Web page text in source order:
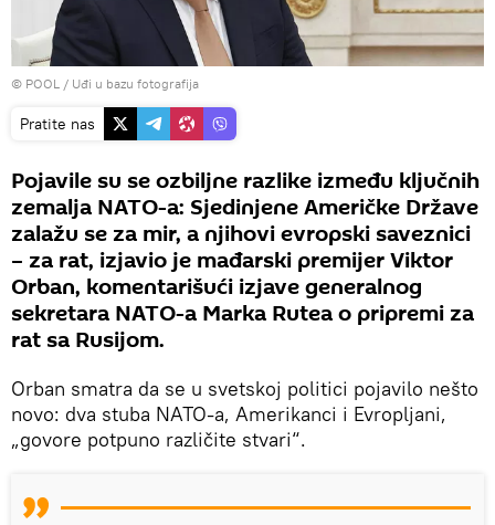
© POOL / Uđi u bazu fotografija
Pratite nas
Pojavile su se ozbiljne razlike između ključnih
zemalja NATO-a: Sjedinjene Američke Države
zalažu se za mir, a njihovi evropski saveznici
– za rat, izjavio je mađarski premijer Viktor
Orban, komentarišući izjave generalnog
sekretara NATO-a Marka Rutea o pripremi za
rat sa Rusijom.
Orban smatra da se u svetskoj politici pojavilo nešto
novo: dva stuba NATO-a, Amerikanci i Evropljani,
„govore potpuno različite stvari“.